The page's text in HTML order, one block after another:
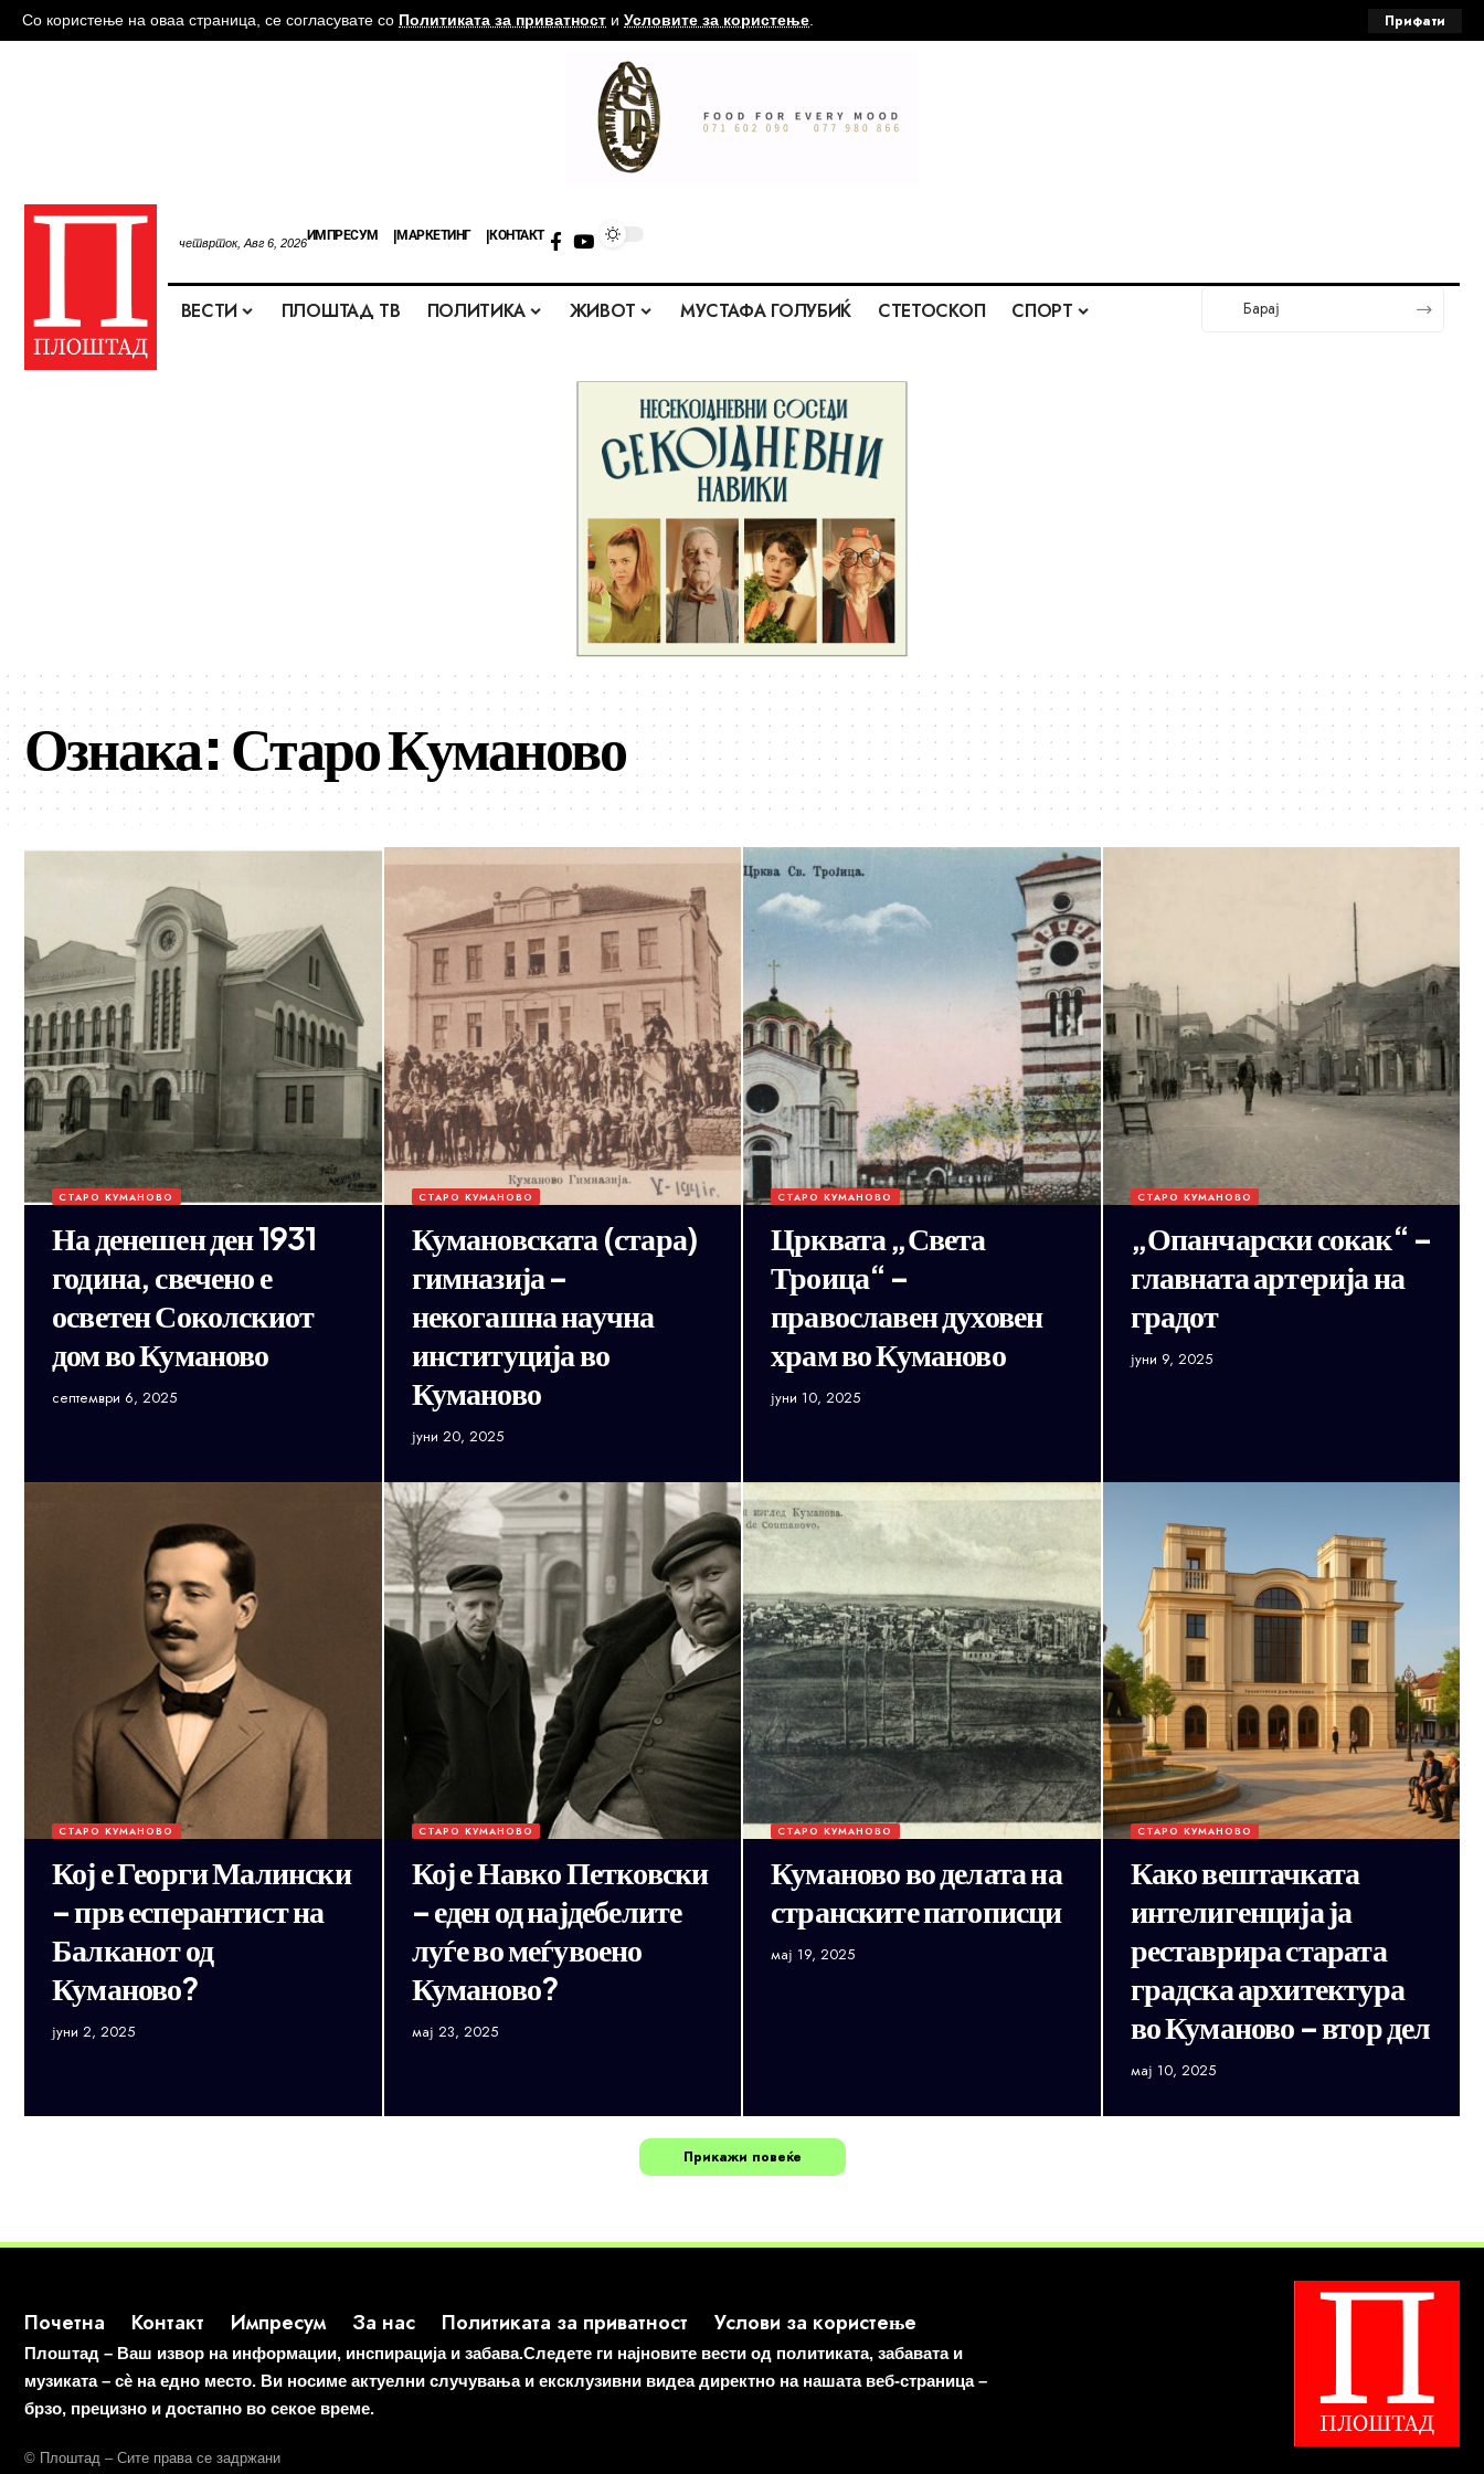
Со користење на оваа страница, се согласувате со Политиката за приватност и Условите за користење. Прифати
четврток, Авг 6, 2026ИМПРЕСУМ МАРКЕТИНГ КОНТАКТ
ВЕСТИ ПЛОШТАД ТВ ПОЛИТИКА ЖИВОТ МУСТАФА ГОЛУБИЌ СТЕТОСКОП СПОРТ
Ознака:Старо Куманово
СТАРО КУМАНОВО
На денешен ден 1931
година, свечено е
осветен Соколскиот
дом во Куманово
септември 6, 2025
СТАРО КУМАНОВО
Кумановската (стара)
гимназија –
некогашна научна
институција во
Куманово
јуни 20, 2025
СТАРО КУМАНОВО
Црквата „Света
Троица“ –
православен духовен
храм во Куманово
јуни 10, 2025
СТАРО КУМАНОВО
„Опанчарски сокак“ –
главната артерија на
градот
јуни 9, 2025
СТАРО КУМАНОВО
Кој е Георги Малински
– прв есперантист на
Балканот од
Куманово?
јуни 2, 2025
СТАРО КУМАНОВО
Кој е Навко Петковски
– еден од најдебелите
луѓе во меѓувоено
Куманово?
мај 23, 2025
СТАРО КУМАНОВО
Куманово во делата на
странските патописци
мај 19, 2025
СТАРО КУМАНОВО
Како вештачката
интелигенција ја
реставрира старата
градска архитектура
во Куманово – втор дел
мај 10, 2025
Прикажи повеќе
Почетна Контакт Импресум За нас Политиката за приватност Услови за користење
Плоштад – Ваш извор на информации, инспирација и забава.Следете ги најновите вести од политиката, забавата и
музиката – сè на едно место. Ви носиме актуелни случувања и ексклузивни видеа директно на нашата веб-страница –
брзо, прецизно и достапно во секое време.
© Плоштад – Сите права се задржани